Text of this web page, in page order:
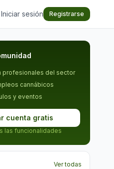
Iniciar sesión Registrarse
profesionales del sector
cannábicos
y eventos
cuenta gratis
las funcionalidades
Ver todas